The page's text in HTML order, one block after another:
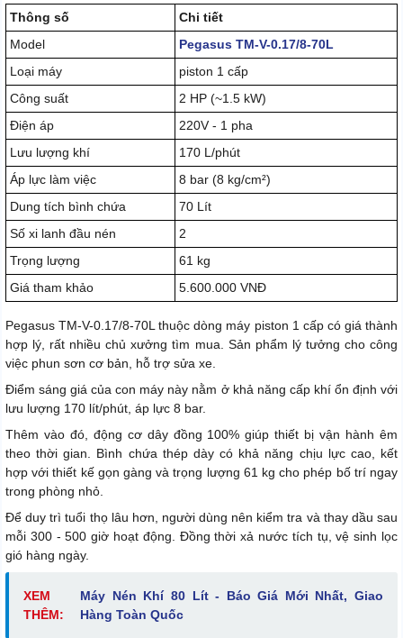
Thông số
Chi tiết
Model
Pegasus TM-V-0.17/8-70L
Loại máy
piston 1 cấp
Công suất
2 HP (~1.5 kW)
Điện áp
220V - 1 pha
Lưu lượng khí
170 L/phút
Áp lực làm việc
8 bar (8 kg/cm²)
Dung tích bình chứa
70 Lít
Số xi lanh đầu nén
2
Trọng lượng
61 kg
Giá tham khảo
5.600.000 VNĐ
Pegasus TM-V-0.17/8-70L thuộc dòng máy piston 1 cấp có giá thành
hợp lý, rất nhiều chủ xưởng tìm mua. Sản phẩm lý tưởng cho công
việc phun sơn cơ bản, hỗ trợ sửa xe.
Điểm sáng giá của con máy này nằm ở khả năng cấp khí ổn định với
lưu lượng 170 lít/phút, áp lực 8 bar.
Thêm vào đó, động cơ dây đồng 100% giúp thiết bị vận hành êm
theo thời gian. Bình chứa thép dày có khả năng chịu lực cao, kết
hợp với thiết kế gọn gàng và trọng lượng 61 kg cho phép bố trí ngay
trong phòng nhỏ.
Để duy trì tuổi thọ lâu hơn, người dùng nên kiểm tra và thay dầu sau
mỗi 300 - 500 giờ hoạt động. Đồng thời xả nước tích tụ, vệ sinh lọc
gió hàng ngày.
XEM
THÊM:
Máy Nén Khí 80 Lít - Báo Giá Mới Nhất, Giao
Hàng Toàn Quốc